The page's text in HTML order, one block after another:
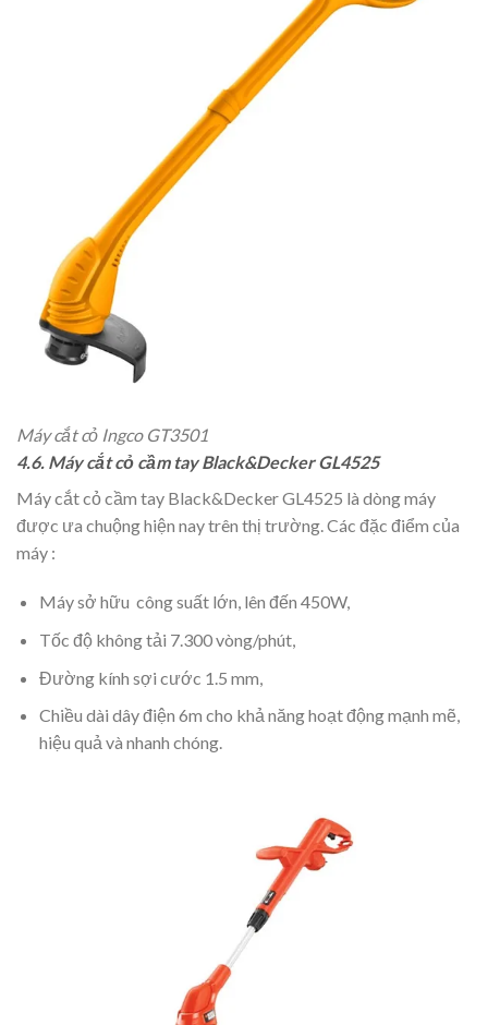
Máy cắt cỏ Ingco GT3501
4.6. Máy cắt cỏ cầm tay Black&Decker GL4525
Máy cắt cỏ cầm tay Black&Decker GL4525 là dòng máy
được ưa chuộng hiện nay trên thị trường. Các đặc điểm của
máy :
Máy sở hữu công suất lớn, lên đến 450W,
Tốc độ không tải 7.300 vòng/phút,
Đường kính sợi cước 1.5 mm,
Chiều dài dây điện 6m cho khả năng hoạt động mạnh mẽ,
hiệu quả và nhanh chóng.